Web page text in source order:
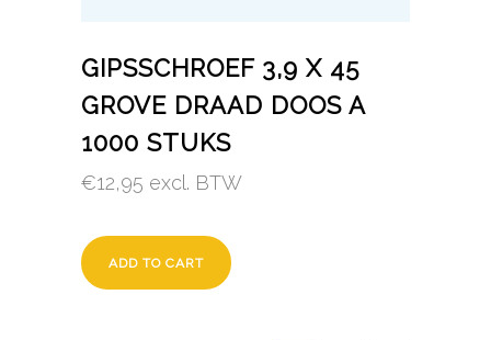
GIPSSCHROEF 3,9 X 45
GROVE DRAAD DOOS A
1000 STUKS
€12,95 excl. BTW
ADD TO CART